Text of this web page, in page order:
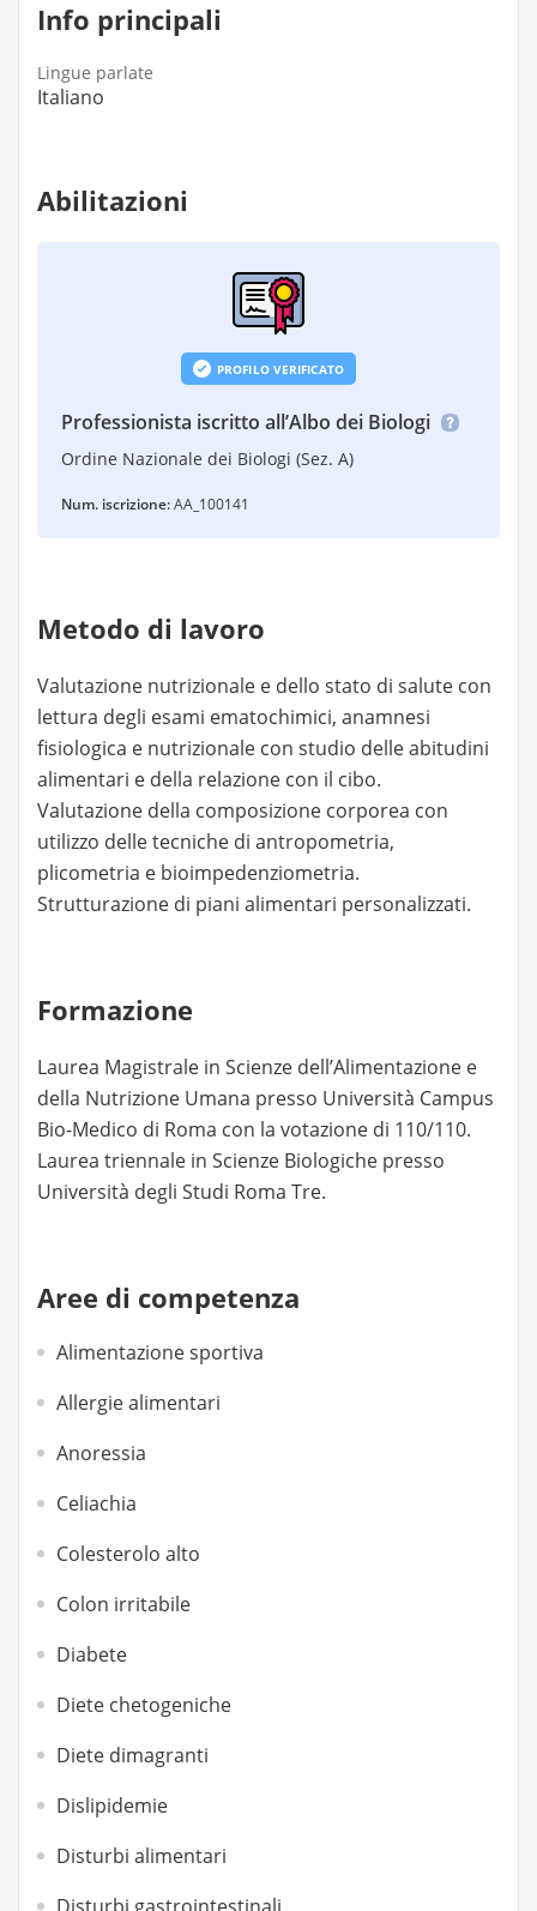
Info principali
Lingue parlate
Italiano
Abilitazioni
PROFILO VERIFICATO
Professionista iscritto all’Albo dei Biologi
Ordine Nazionale dei Biologi (Sez. A)
Num. iscrizione:AA_100141
Metodo di lavoro
Valutazione nutrizionale e dello stato di salute con
lettura degli esami ematochimici, anamnesi
fisiologica e nutrizionale con studio delle abitudini
alimentari e della relazione con il cibo.
Valutazione della composizione corporea con
utilizzo delle tecniche di antropometria,
plicometria e bioimpedenziometria.
Strutturazione di piani alimentari personalizzati.
Formazione
Laurea Magistrale in Scienze dell’Alimentazione e
della Nutrizione Umana presso Università Campus
Bio-Medico di Roma con la votazione di 110/110.
Laurea triennale in Scienze Biologiche presso
Università degli Studi Roma Tre.
Aree di competenza
Alimentazione sportiva
Allergie alimentari
Anoressia
Celiachia
Colesterolo alto
Colon irritabile
Diabete
Diete chetogeniche
Diete dimagranti
Dislipidemie
Disturbi alimentari